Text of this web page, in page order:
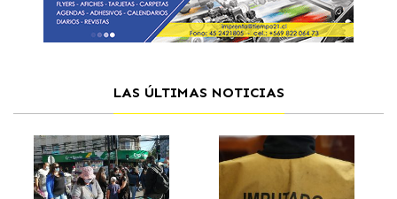
LAS ÚLTIMAS NOTICIAS